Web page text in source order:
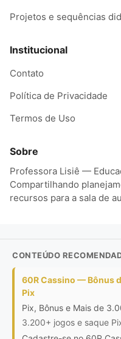
Projetos e sequências
Institucional
Contato
Política de Privacidade
Termos de Uso
Sobre
Professora Lisiê —
Compartilhando
recursos para a sala de
CONTEÚDO
60R Cassino — Bônus
Pix
Pix, Bônus e Mais de
3.200+ jogos e saque